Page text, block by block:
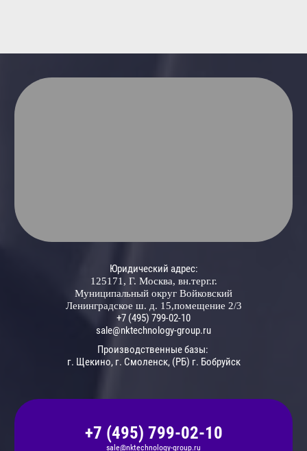
Юридический адрес:
125171, Г. Москва, вн.терг.г.
Муниципальный округ Войковский
Ленинградское ш. д. 15,помещение 2/3
+7 (495) 799-02-10
sale@nktechnology-group.ru
Производственные базы:
г. Щекино, г. Смоленск, (РБ) г. Бобруйск
+7 (495) 799-02-10
sale@nktechnology-group.ru